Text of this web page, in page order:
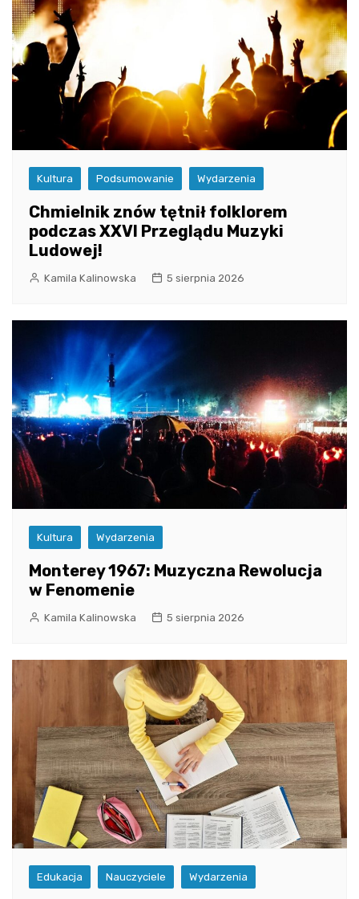
Kultura Podsumowanie Wydarzenia
Chmielnik znów tętnił folklorem
podczas XXVI Przeglądu Muzyki
Ludowej!
Kamila Kalinowska 5 sierpnia 2026
Kultura Wydarzenia
Monterey 1967: Muzyczna Rewolucja
w Fenomenie
Kamila Kalinowska 5 sierpnia 2026
Edukacja Nauczyciele Wydarzenia